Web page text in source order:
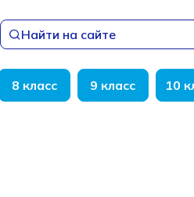
Найти на сайте
8 класс 9 класс 10